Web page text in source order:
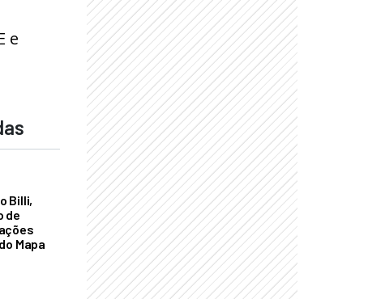
e
Billi,
de
Mapa